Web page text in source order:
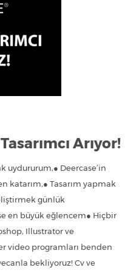
Arıyor!
uydururum,● Deercase’in
katarım,● Tasarım yapmak
günlük
en büyük eğlencem● Hiçbir
Illustrator ve
video programları benden
bekliyoruz! Cv ve